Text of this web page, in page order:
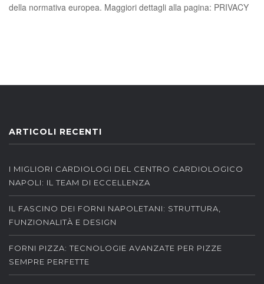
della normativa europea. Maggiori dettagli alla pagina: PRIVACY
ARTICOLI RECENTI
I MIGLIORI CARDIOLOGI DEL CENTRO CARDIOLOGICO
NAPOLI: IL TEAM DI ECCELLENZA
IL FASCINO DEI FORNI NAPOLETANI: STRUTTURA,
FUNZIONALITÀ E DESIGN
FORNI PIZZA: TECNOLOGIE AVANZATE PER PIZZE
SEMPRE PERFETTE